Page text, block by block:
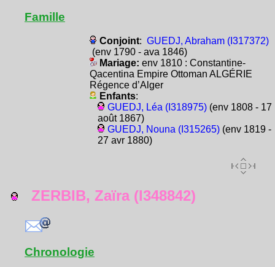
Famille
Conjoint: GUEDJ, Abraham (I317372)
(env 1790 - ava 1846)
Mariage: env 1810 : Constantine-
Qacentina Empire Ottoman ALGÉRIE
Régence d’Alger
Enfants:
GUEDJ, Léa (I318975)(env 1808 - 17
août 1867)
GUEDJ, Nouna (I315265)(env 1819 -
27 avr 1880)
ZERBIB, Zaïra (I348842)
Chronologie